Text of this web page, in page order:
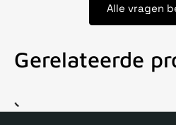
Alle vragen
Gerelateerde
Voor 15uur besteld, zelfde dag